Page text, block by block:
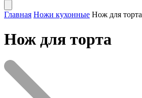
Главная Ножи кухонные Нож для торта
Нож для торта